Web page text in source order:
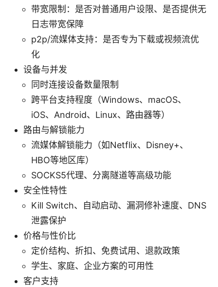
带宽限制：是否对普通用户设限、是否提供无
日志带宽保障
p2p/流媒体支持：是否专为下载或视频流优
化
设备与并发
同时连接设备数量限制
跨平台支持程度（Windows、macOS、
iOS、Android、Linux、路由器等）
路由与解锁能力
流媒体解锁能力（如Netflix、Disney+、
HBO等地区库）
SOCKS5代理、分离隧道等高级功能
安全性特性
Kill Switch、自动启动、漏洞修补速度、DNS
泄露保护
价格与性价比
定价结构、折扣、免费试用、退款政策
学生、家庭、企业方案的可用性
客户支持